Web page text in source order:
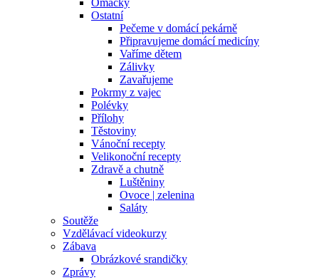
Omáčky
Ostatní
Pečeme v domácí pekárně
Připravujeme domácí medicíny
Vaříme dětem
Zálivky
Zavařujeme
Pokrmy z vajec
Polévky
Přílohy
Těstoviny
Vánoční recepty
Velikonoční recepty
Zdravě a chutně
Luštěniny
Ovoce | zelenina
Saláty
Soutěže
Vzdělávací videokurzy
Zábava
Obrázkové srandičky
Zprávy